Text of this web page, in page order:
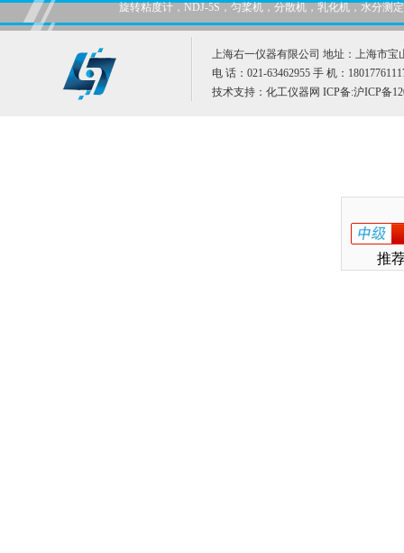
旋转粘度计，NDJ-5S，匀桨机，分散机，乳化机，水分测
上海右一仪器有限公司 地址：上海市宝
电 话：021-63462955 手 机：
技术支持： 化工仪器网 ICP备:沪ICP备
推